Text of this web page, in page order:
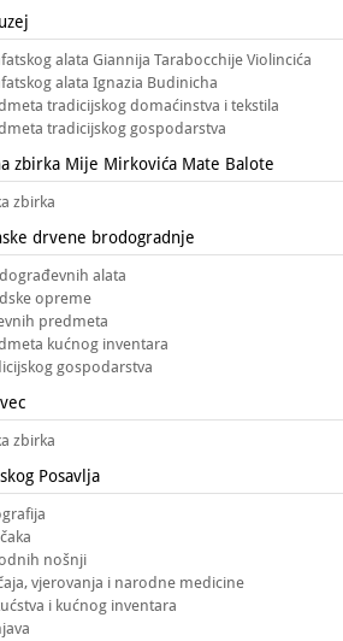
alata Giannija Tarabocchije Violincića
alata Ignazia Budinicha
tradicijskog domaćinstva i tekstila
tradicijskog gospodarstva
zbirka Mije Mirkovića Mate Balote
zbirka
drvene brodogradnje
alata
opreme
predmeta
kućnog inventara
gospodarstva
zbirka
Posavlja
nošnji
vjerovanja i narodne medicine
i kućnog inventara